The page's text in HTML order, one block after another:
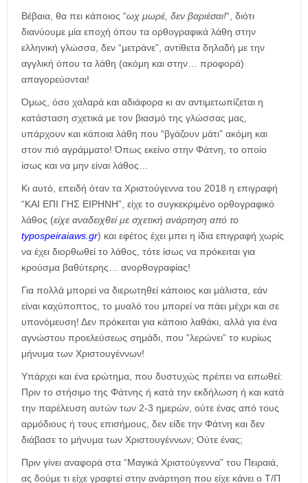
Βέβαια, θα πει κάποιος “ωχ μωρέ, δεν βαριέσαι!“, διότι
διανύουμε μία εποχή όπου τα ορθογραφικά λάθη στην
ελληνική γλώσσα, δεν “μετράνε”, αντίθετα δηλαδή με την
αγγλική όπου τα λάθη (ακόμη και στην… προφορά)
απαγορεύονται!
Όμως, όσο χαλαρά και αδιάφορα κι αν αντιμετωπίζεται η
κατάσταση σχετικά με τον βιασμό της γλώσσας μας,
υπάρχουν και κάποια λάθη που “βγάζουν μάτι” ακόμη και
στον πιό αγράμματο! Όπως εκείνο στην Φάτνη, το οποίο
ίσως και να μην είναι λάθος…
Κι αυτό, επειδή όταν τα Χριστούγεννα του 2018 η επιγραφή
“ΚΑΙ ΕΠΙ ΓΗΣ ΕΙΡΗΝΗ”, είχε το συγκεκριμένο ορθογραφικό
λάθος (είχε αναδειχθεί με σχετική ανάρτηση από το
typospeiraiaws.gr) και εφέτος έχει μπει η ίδια επιγραφή χωρίς
να έχει διορθωθεί το λάθος, τότε ίσως να πρόκειται για
κρούσμα βαθύτερης… ανορθογραφίας!
Για πολλά μπορεί να διερωτηθεί κάποιος και μάλιστα, εάν
είναι καχύποπτος, το μυαλό του μπορεί να πάει μέχρι και σε
υπονόμευση! Δεν πρόκειται για κάποιο λαθάκι, αλλά για ένα
αγνώστου προελεύσεως σημάδι, που “λερώνει” το κυρίως
μήνυμα των Χριστουγέννων!
Υπάρχει και ένα ερώτημα, που δυστυχώς πρέπει να ειπωθεί:
Πριν το στήσιμο της Φάτνης ή κατά την εκδήλωση ή και κατά
την παρέλευση αυτών των 2-3 ημερών, ούτε ένας από τους
αρμόδιους ή τους επισήμους, δεν είδε την Φάτνη και δεν
διάβασε το μήνυμα των Χριστουγέννων; Ούτε ένας;
Πριν γίνει αναφορά στα “Μαγικά Χριστούγεννα” του Πειραιά,
ας δούμε τι είχε γραφτεί στην ανάρτηση που είχε κάνει ο Τ/Π